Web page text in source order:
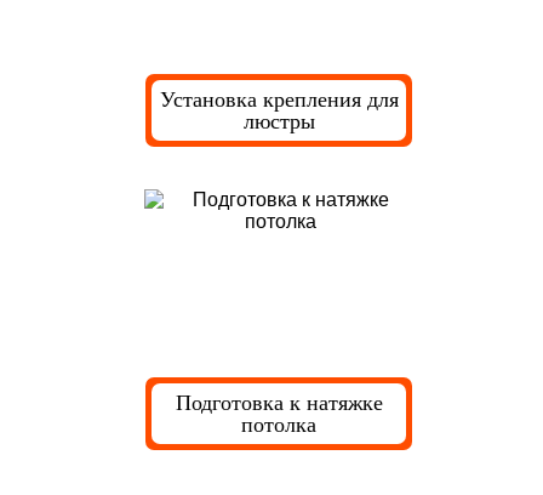
Установка крепления для
люстры
Подготовка к натяжке
потолка